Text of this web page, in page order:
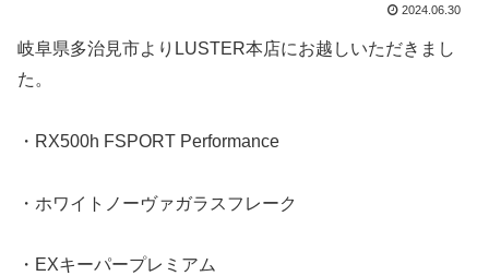
2024.06.30
岐阜県多治見市よりLUSTER本店にお越しいただきまし
た。
・RX500h FSPORT Performance
・ホワイトノーヴァガラスフレーク
・EXキーパープレミアム